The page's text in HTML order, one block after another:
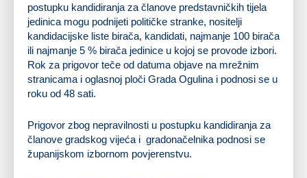
postupku kandidiranja za članove predstavničkih tijela
jedinica mogu podnijeti političke stranke, nositelji
kandidacijske liste birača, kandidati, najmanje 100 birača
ili najmanje 5 % birača jedinice u kojoj se provode izbori.
Rok za prigovor teče od datuma objave na mrežnim
stranicama i oglasnoj ploči Grada Ogulina i podnosi se u
roku od 48 sati.
Prigovor zbog nepravilnosti u postupku kandidiranja za
članove gradskog vijeća i gradonačelnika podnosi se
županijskom izbornom povjerenstvu.